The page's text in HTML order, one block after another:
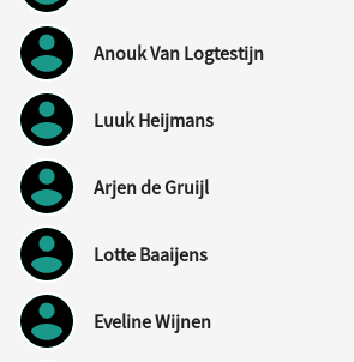
Anouk Van Logtestijn
Luuk Heijmans
Arjen de Gruijl
Lotte Baaijens
Eveline Wijnen